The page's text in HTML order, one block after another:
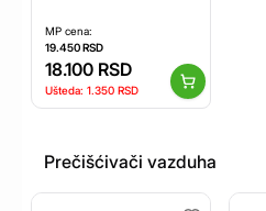
MP cena:
19.450RSD
18.100 RSD
Ušteda: 1.350 RSD
Prečišćivači vazduha